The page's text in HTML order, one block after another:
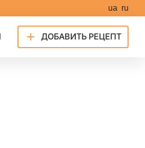
ua ru
ДОБАВИТЬ РЕЦЕПТ